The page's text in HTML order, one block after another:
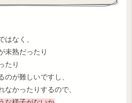
はなく、
未熟だったり
たり
のが難しいですし、
なかったりするので、